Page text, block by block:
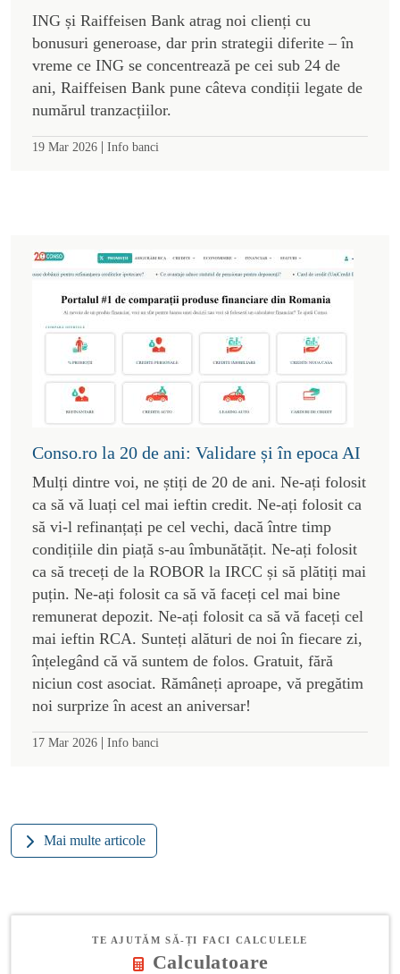
ING și Raiffeisen Bank atrag noi clienți cu
bonusuri generoase, dar prin strategii diferite – în
vreme ce ING se concentrează pe cei sub 24 de
ani, Raiffeisen Bank pune câteva condiții legate de
numărul tranzacțiilor.
19 Mar 2026 | Info banci
Conso.ro la 20 de ani: Validare și în epoca AI
Mulți dintre voi, ne știți de 20 de ani. Ne-ați folosit
ca să vă luați cel mai ieftin credit. Ne-ați folosit ca
să vi-l refinanțați pe cel vechi, dacă între timp
condițiile din piață s-au îmbunătățit. Ne-ați folosit
ca să treceți de la ROBOR la IRCC și să plătiți mai
puțin. Ne-ați folosit ca să vă faceți cel mai bine
remunerat depozit. Ne-ați folosit ca să vă faceți cel
mai ieftin RCA. Sunteți alături de noi în fiecare zi,
înțelegând că vă suntem de folos. Gratuit, fără
niciun cost asociat. Rămâneți aproape, vă pregătim
noi surprize în acest an aniversar!
17 Mar 2026 | Info banci
Mai multe articole
TE AJUTĂM SĂ-ȚI FACI CALCULELE
Calculatoare